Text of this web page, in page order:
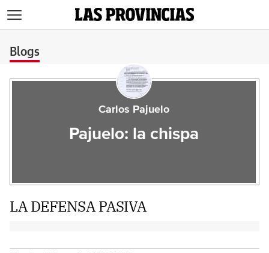
Blogs
Carlos Pajuelo
Pajuelo: la chispa
LA DEFENSA PASIVA